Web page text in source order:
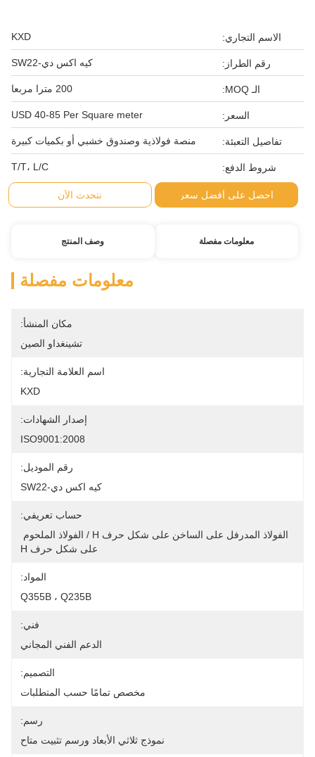
الاسم التجاري: KXD
رقم الطراز: كيه اكس دي-SW22
الـ MOQ: 200 مترا مربعا
السعر: USD 40-85 Per Square meter
تفاصيل التعبئة: منصة فولاذية وصندوق خشبي أو بكميات كبيرة
شروط الدفع: T/T، L/C
احصل على أفضل سعر نتحدث الآن
معلومات مفصلة وصف المنتج
معلومات مفصلة
مكان المنشأ:
تشينغداو الصين
اسم العلامة التجارية:
KXD
إصدار الشهادات:
ISO9001:2008
رقم الموديل:
كيه اكس دي-SW22
حساب تعريفي:
على شكل حرف H
المواد:
Q355B ، Q235B
فني:
الدعم الفني المجاني
التصميم:
مخصص تمامًا حسب المتطلبات
رسم:
نموذج ثلاثي الأبعاد ورسم تثبيت متاح